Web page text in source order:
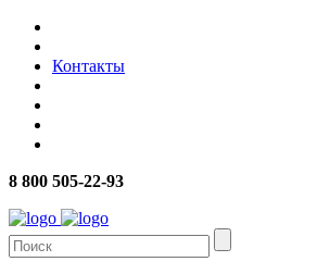
Контакты
8 800 505-22-93